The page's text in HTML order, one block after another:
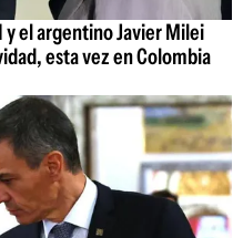
y el argentino Javier Milei
esta vez en Colombia